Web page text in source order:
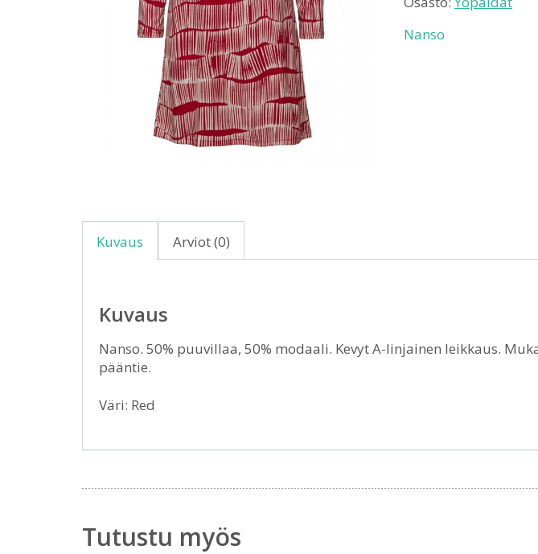
Nanso
Kuvaus Arviot (0)
Kuvaus
Nanso. 50% puuvillaa, 50% modaali. Kevyt A-linjainen leikkaus.
pääntie.
Väri: Red
Tutustu myös